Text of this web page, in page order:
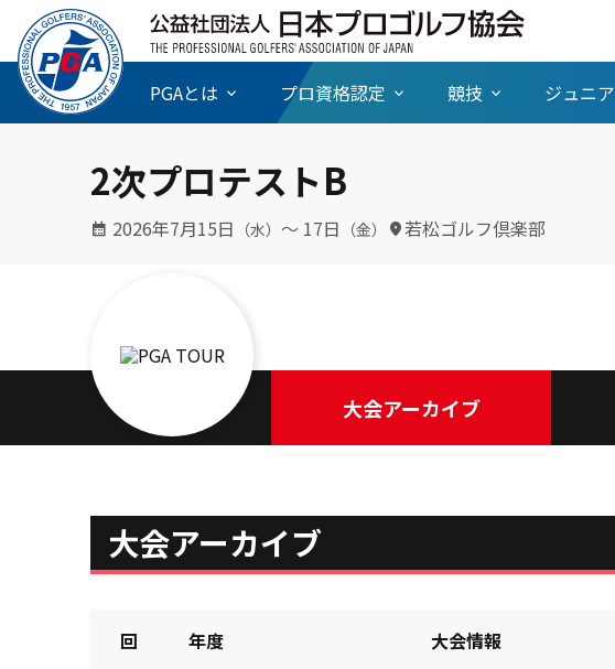
PGAとは プロ資格認定 競技 ジュニア
2次プロテストB
2026年7月15日 （水） 〜 17日 （金） 若松ゴルフ倶楽部
大会アーカイブ
大会アーカイブ
回 年度 大会情報